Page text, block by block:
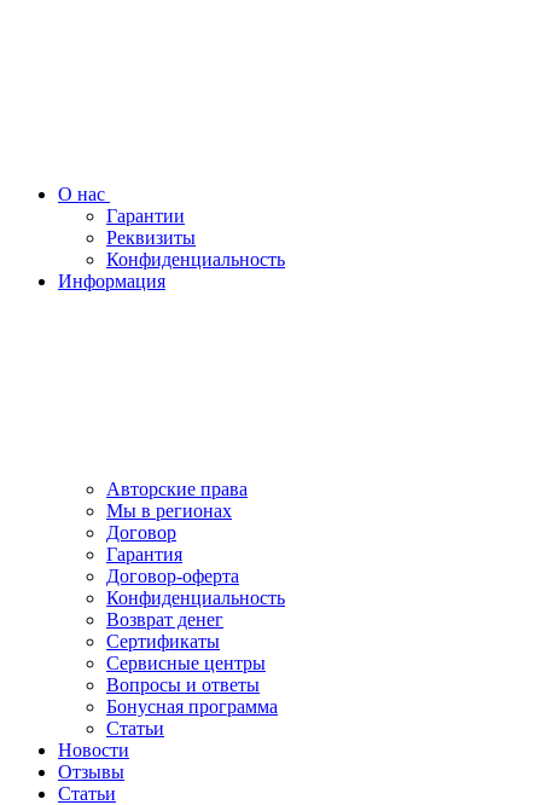
О нас
Гарантии
Реквизиты
Конфиденциальность
Информация
Авторские права
Мы в регионах
Договор
Гарантия
Договор-оферта
Конфиденциальность
Возврат денег
Сертификаты
Сервисные центры
Вопросы и ответы
Бонусная программа
Статьи
Новости
Отзывы
Статьи